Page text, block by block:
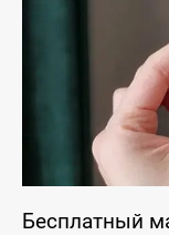
Бесплатный